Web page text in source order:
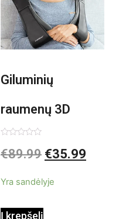
Giluminių
raumenų 3D
elektrinis
0
iš
€89.99 €35.99
Yra sandėlyje
Į krepšelį